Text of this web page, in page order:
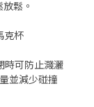
鬆。
克杯
時可防止濺灑
並減少碰撞